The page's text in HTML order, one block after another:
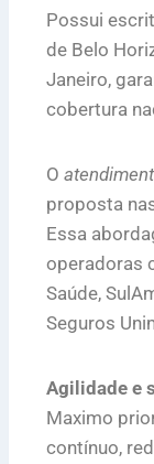
Possui
de Belo
Janeiro,
cobertura
O
proposta
Essa
operadoras
Saúde,
Seguros
Agilidade e
Maximo
contínuo,